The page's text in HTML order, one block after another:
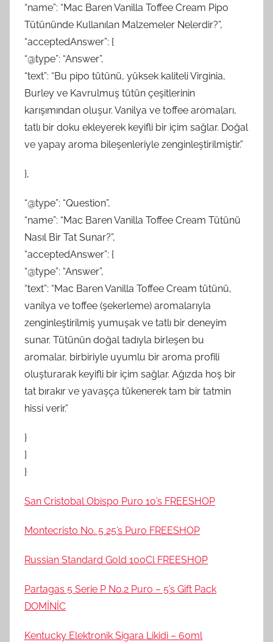
“name”: “Mac Baren Vanilla Toffee Cream Pipo
Tütününde Kullanılan Malzemeler Nelerdir?”,
“acceptedAnswer”: {
“@type”: “Answer”,
“text”: “Bu pipo tütünü, yüksek kaliteli Virginia,
Burley ve Kavrulmuş tütün çeşitlerinin
karışımından oluşur. Vanilya ve toffee aromaları,
tatlı bir doku ekleyerek keyifli bir içim sağlar. Doğal
ve yapay aroma bileşenleriyle zenginleştirilmiştir.”
},
“@type”: “Question”,
“name”: “Mac Baren Vanilla Toffee Cream Tütünü
Nasıl Bir Tat Sunar?”,
“acceptedAnswer”: {
“@type”: “Answer”,
“text”: “Mac Baren Vanilla Toffee Cream tütünü,
vanilya ve toffee (şekerleme) aromalarıyla
zenginleştirilmiş yumuşak ve tatlı bir deneyim
sunar. Tütünün doğal tadıyla birleşen bu
aromalar, birbiriyle uyumlu bir aroma profili
oluşturarak keyifli bir içim sağlar. Ağızda hoş bir
tat bırakır ve yavaşça tükenerek tam bir tatmin
hissi verir.”
}
]
}
San Cristobal Obispo Puro 10’s FREESHOP
Montecristo No. 5 25’s Puro FREESHOP
Russian Standard Gold 100Cl FREESHOP
Partagas 5 Serie P No.2 Puro – 5’s Gift Pack
DOMİNİC
Kentucky Elektronik Sigara Likidi – 60ml